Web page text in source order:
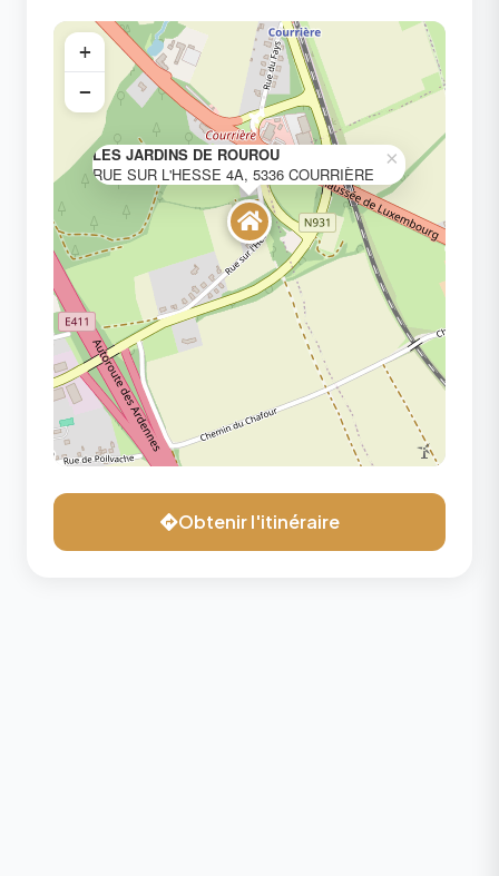
LES JARDINS DE ROUROU
RUE SUR L'HESSE 4A, 5336 COURRIÈRE
×
+
−
Obtenir l'itinéraire